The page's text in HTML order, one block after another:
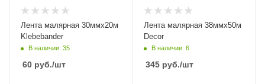
Лента малярная 30ммх20м
Klebebander
В наличии: 35
60 руб./шт
Лента малярная 38ммх50м
Decor
В наличии: 6
345руб./шт